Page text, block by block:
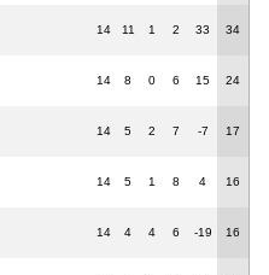
14 11 1 2 33 34
14 8 0 6 15 24
14 5 2 7 -7 17
14 5 1 8 4 16
14 4 4 6 -19 16